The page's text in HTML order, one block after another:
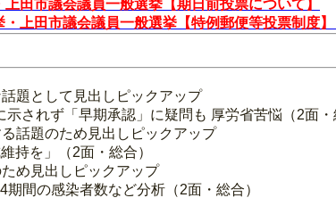
田市議会議員一般選挙【期日前投票について】
上田市議会議員一般選挙【特例郵便等投票制度
題として見出しピックアップ
されず「早期承認」に疑問も 厚労省苦悩（2面・
話題のため見出しピックアップ
持を」（2面・総合）
め見出しピックアップ
間の感染者数など分析（2面・総合）